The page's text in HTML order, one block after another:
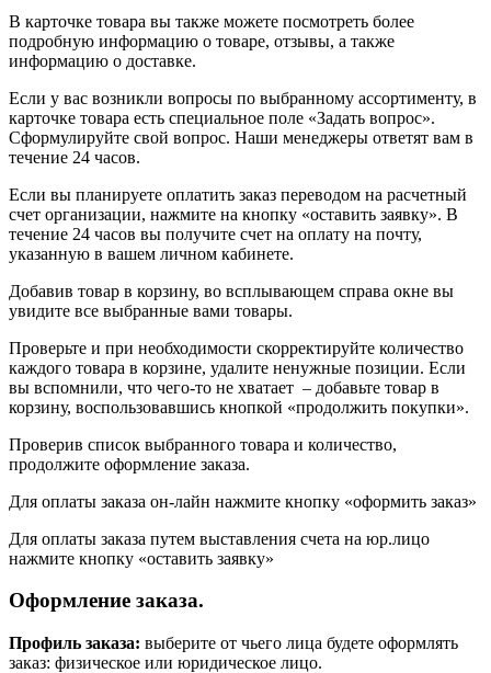
В карточке товара вы также можете посмотреть более
подробную информацию о товаре, отзывы, а также
информацию о доставке.
Если у вас возникли вопросы по выбранному ассортименту, в
карточке товара есть специальное поле «Задать вопрос».
Сформулируйте свой вопрос. Наши менеджеры ответят вам в
течение 24 часов.
Если вы планируете оплатить заказ переводом на расчетный
счет организации, нажмите на кнопку «оставить заявку». В
течение 24 часов вы получите счет на оплату на почту,
указанную в вашем личном кабинете.
Добавив товар в корзину, во всплывающем справа окне вы
увидите все выбранные вами товары.
Проверьте и при необходимости скорректируйте количество
каждого товара в корзине, удалите ненужные позиции. Если
вы вспомнили, что чего-то не хватает – добавьте товар в
корзину, воспользовавшись кнопкой «продолжить покупки».
Проверив список выбранного товара и количество,
продолжите оформление заказа.
Для оплаты заказа он-лайн нажмите кнопку «оформить заказ»
Для оплаты заказа путем выставления счета на юр.лицо
нажмите кнопку «оставить заявку»
Оформление заказа.
Профиль заказа: выберите от чьего лица будете оформлять
заказ: физическое или юридическое лицо.